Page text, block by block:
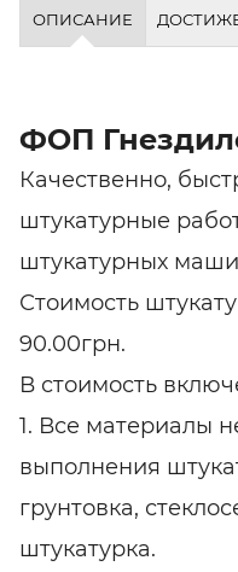
ОПИСАНИЕ
ФОП
Качественно,
штукатурные
штукатурных
Стоимость
90.00грн.
В стоимость
1. Все материалы
выполнения
грунтовка,
штукатурка.